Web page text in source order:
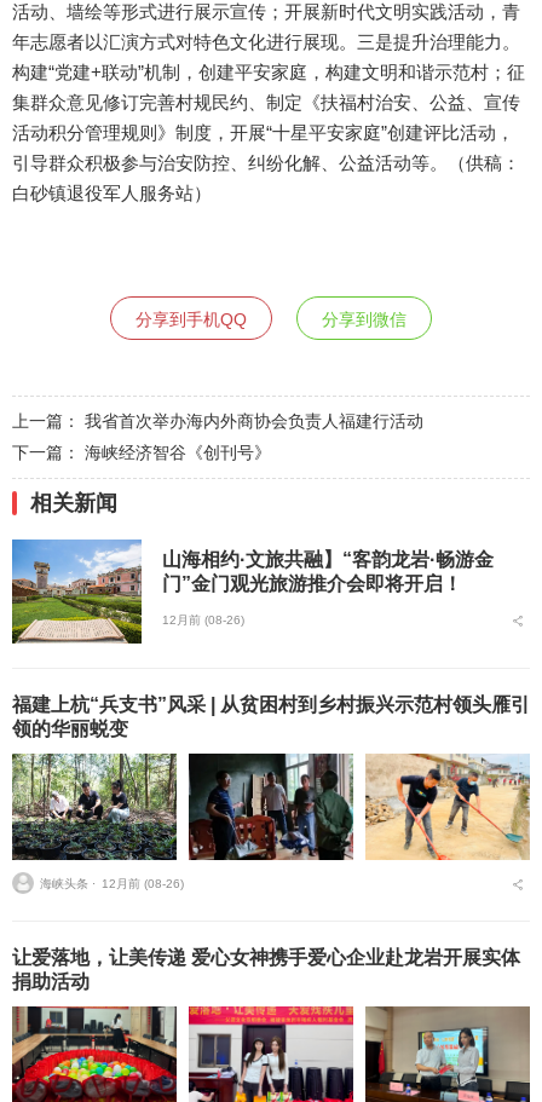
活动、墙绘等形式进行展示宣传；开展新时代文明实践活动，青
年志愿者以汇演方式对特色文化进行展现。三是提升治理能力。
构建“党建+联动”机制，创建平安家庭，构建文明和谐示范村；征
集群众意见修订完善村规民约、制定《扶福村治安、公益、宣传
活动积分管理规则》制度，开展“十星平安家庭”创建评比活动，
引导群众积极参与治安防控、纠纷化解、公益活动等。（供稿：
白砂镇退役军人服务站）
分享到手机QQ 分享到微信
上一篇： 我省首次举办海内外商协会负责人福建行活动
下一篇： 海峡经济智谷《创刊号》
相关新闻
山海相约·文旅共融】“客韵龙岩·畅游金
门”金门观光旅游推介会即将开启！
12月前 (08-26)
福建上杭“兵支书”风采 | 从贫困村到乡村振兴示范村领头雁引
领的华丽蜕变
海峡头条 ⋅ 12月前 (08-26)
让爱落地，让美传递 爱心女神携手爱心企业赴龙岩开展实体
捐助活动